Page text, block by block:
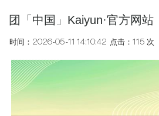
团「中国」Kaiyun·官方网站
时间：2026-05-11 14:10:42 点击：115 次